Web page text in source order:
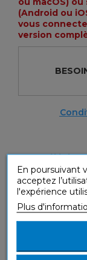
(Android ou
vous
version
En poursuivant
acceptez
l'expérience
Plus